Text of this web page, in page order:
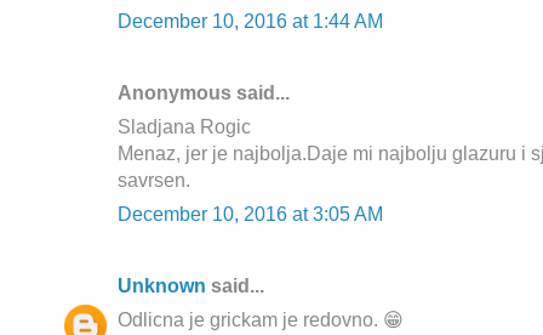
December 10, 2016 at 1:44 AM
Anonymous said...
Sladjana Rogic
Menaz, jer je najbolja.Daje mi najbolju glazuru i
savrsen.
December 10, 2016 at 3:05 AM
Unknown said...
Odlicna je grickam je redovno. 😁